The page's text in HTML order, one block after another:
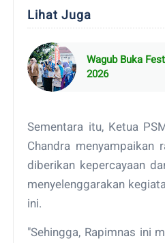
Lihat Juga
Wagub Buka
2026
Sementara itu, Ketua
Chandra menyampaikan
diberikan kepercayaan
menyelenggarakan
ini.
"Sehingga, Rapimnas ini